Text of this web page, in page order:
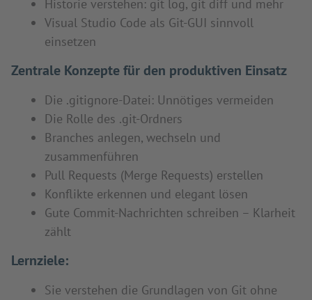
Historie verstehen: git log, git diff und mehr
Visual Studio Code als Git-GUI sinnvoll
einsetzen
Zentrale Konzepte für den produktiven Einsatz
Die .gitignore-Datei: Unnötiges vermeiden
Die Rolle des .git-Ordners
Branches anlegen, wechseln und
zusammenführen
Pull Requests (Merge Requests) erstellen
Konflikte erkennen und elegant lösen
Gute Commit-Nachrichten schreiben – Klarheit
zählt
Lernziele:
Sie verstehen die Grundlagen von Git ohne